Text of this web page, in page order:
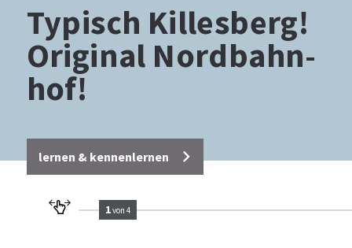
Ty­pisch Kil­les­berg!
Ori­gi­nal Nord­bahn­
hof!
lernen & kennenlernen
1von 4